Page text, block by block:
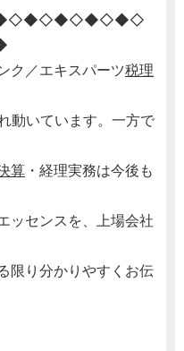
ク／エキスパーツ税理
動いています。一方で
算 ・経理実務は今後も
ッセンスを、上場会社
限り分かりやすくお伝